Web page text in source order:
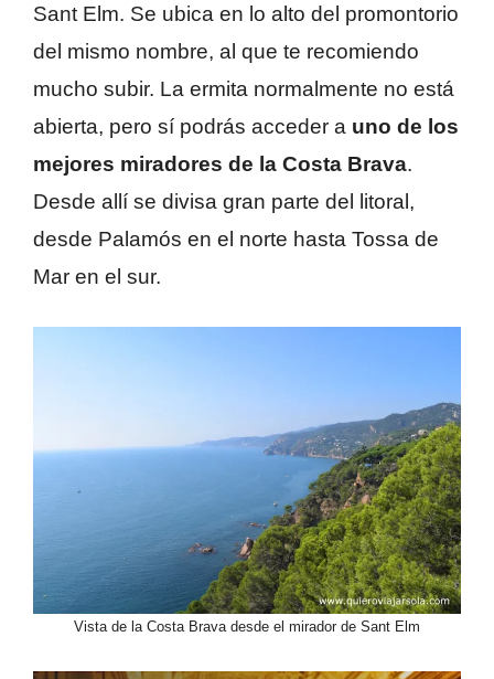
Sant Elm. Se ubica en lo alto del promontorio
del mismo nombre, al que te recomiendo
mucho subir. La ermita normalmente no está
abierta, pero sí podrás acceder a uno de los
mejores miradores de la Costa Brava.
Desde allí se divisa gran parte del litoral,
desde Palamós en el norte hasta Tossa de
Mar en el sur.
Vista de la Costa Brava desde el mirador de Sant Elm